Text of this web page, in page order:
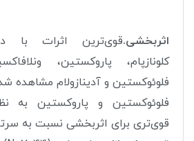
اثربخشی.قوی‌ترین اثرات با
کلونازپام، پاروکستین،
فلوئوکستین و پاروکستین به
قوی‌تری برای اثربخشی نسبت به